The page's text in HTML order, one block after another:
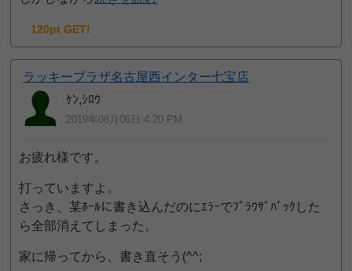
120pt GET!
ラッキープラザ名古屋西インター七宝店
ｹﾝ,ｼﾛｳ
2019年08月06日 4:20 PM
お疲れ様です。
打っていますよ。
さっき、某ﾎｰﾙに書き込んだのにｴﾗｰでﾌﾞﾗｳｻﾞﾊﾞｯｸした
ら全部消えてしまった。
家に帰ってから、書き直そう(^^;